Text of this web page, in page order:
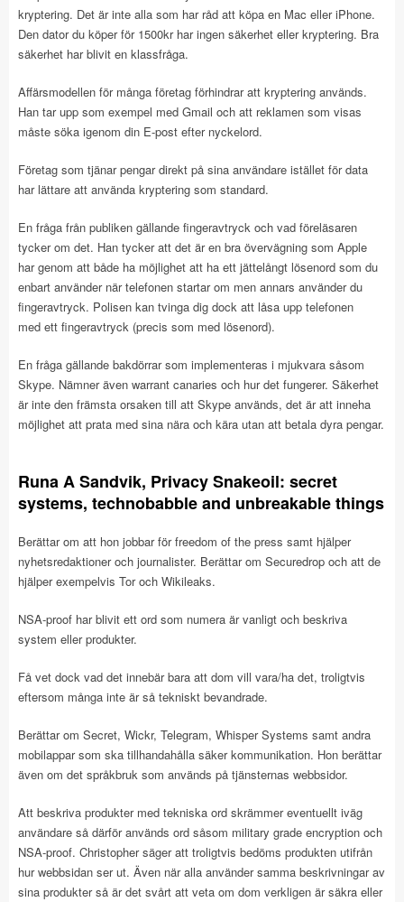
kryptering. Det är inte alla som har råd att köpa en Mac eller iPhone.
Den dator du köper för 1500kr har ingen säkerhet eller kryptering. Bra
säkerhet har blivit en klassfråga.
Affärsmodellen för många företag förhindrar att kryptering används.
Han tar upp som exempel med Gmail och att reklamen som visas
måste söka igenom din E-post efter nyckelord.
Företag som tjänar pengar direkt på sina användare istället för data
har lättare att använda kryptering som standard.
En fråga från publiken gällande fingeravtryck och vad föreläsaren
tycker om det. Han tycker att det är en bra övervägning som Apple
har genom att både ha möjlighet att ha ett jättelångt lösenord som du
enbart använder när telefonen startar om men annars använder du
fingeravtryck. Polisen kan tvinga dig dock att låsa upp telefonen
med ett fingeravtryck (precis som med lösenord).
En fråga gällande bakdörrar som implementeras i mjukvara såsom
Skype. Nämner även warrant canaries och hur det fungerer. Säkerhet
är inte den främsta orsaken till att Skype används, det är att inneha
möjlighet att prata med sina nära och kära utan att betala dyra pengar.
Runa A Sandvik, Privacy Snakeoil: secret
systems, technobabble and unbreakable things
Berättar om att hon jobbar för freedom of the press samt hjälper
nyhetsredaktioner och journalister. Berättar om Securedrop och att de
hjälper exempelvis Tor och Wikileaks.
NSA-proof har blivit ett ord som numera är vanligt och beskriva
system eller produkter.
Få vet dock vad det innebär bara att dom vill vara/ha det, troligtvis
eftersom många inte är så tekniskt bevandrade.
Berättar om Secret, Wickr, Telegram, Whisper Systems samt andra
mobilappar som ska tillhandahålla säker kommunikation. Hon berättar
även om det språkbruk som används på tjänsternas webbsidor.
Att beskriva produkter med tekniska ord skrämmer eventuellt iväg
användare så därför används ord såsom military grade encryption och
NSA-proof. Christopher säger att troligtvis bedöms produkten utifrån
hur webbsidan ser ut. Även när alla använder samma beskrivningar av
sina produkter så är det svårt att veta om dom verkligen är säkra eller